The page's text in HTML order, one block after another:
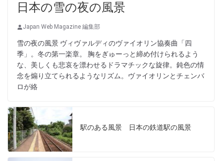
日本の雪の夜の風景
Japan Web Magazine 編集部
雪の夜の風景 ヴィヴァルディのヴァイオリン協奏曲「四
季」。冬の第一楽章。 胸をぎゅーっと締め付けられるよう
な、美しくも悲哀を漂わせるドラマチックな旋律。鈍色の情
念を煽り立てられるようなリズム。ヴァイオリンとチェンバ
ロが絡
駅のある風景 日本の鉄道駅の風景